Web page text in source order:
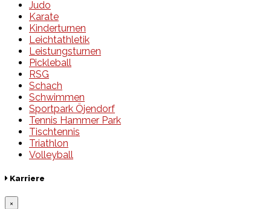
Judo
Karate
Kinderturnen
Leichtathletik
Leistungsturnen
Pickleball
RSG
Schach
Schwimmen
Sportpark Öjendorf
Tennis Hammer Park
Tischtennis
Triathlon
Volleyball
Karriere
×